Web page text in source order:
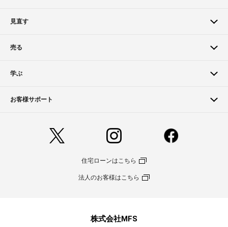
見直す
売る
学ぶ
お客様サポート
住宅ローンはこちら
法人のお客様はこちら
株式会社MFS